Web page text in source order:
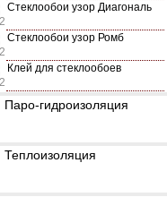
Стеклообои узор Диагональ
Стеклообои узор Ромб
Клей для стеклообоев
Паро-гидроизоляция
Теплоизоляция